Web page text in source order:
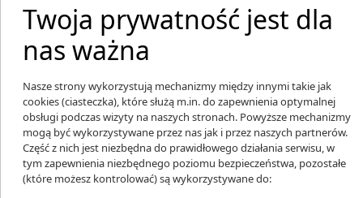
Twoja prywatność jest dla
nas ważna
Nasze strony wykorzystują mechanizmy między innymi takie jak
cookies (ciasteczka), które służą m.in. do zapewnienia optymalnej
obsługi podczas wizyty na naszych stronach. Powyższe mechanizmy
mogą być wykorzystywane przez nas jak i przez naszych partnerów.
Część z nich jest niezbędna do prawidłowego działania serwisu, w
tym zapewnienia niezbędnego poziomu bezpieczeństwa, pozostałe
(które możesz kontrolować) są wykorzystywane do: